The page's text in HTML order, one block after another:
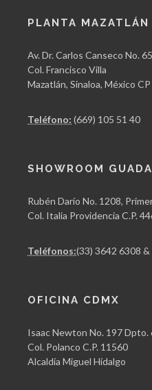
PLANTA MAZATLÁN
Av. Dr. Carlos Canseco No.
Col. Francisco Villa
Mazatlán, Sinaloa, México
Teléfono: (669) 105 51 40
SHOWROOM
Rubén Darío No. 1208,
Col. Italia Providencia C.P.
Teléfonos:(33) 3642 6308
OFICINA CDMX
Isaac Newton No. 197 Dpto.
Col. Polanco C.P. 11560
Alcaldía Miguel Hidalgo